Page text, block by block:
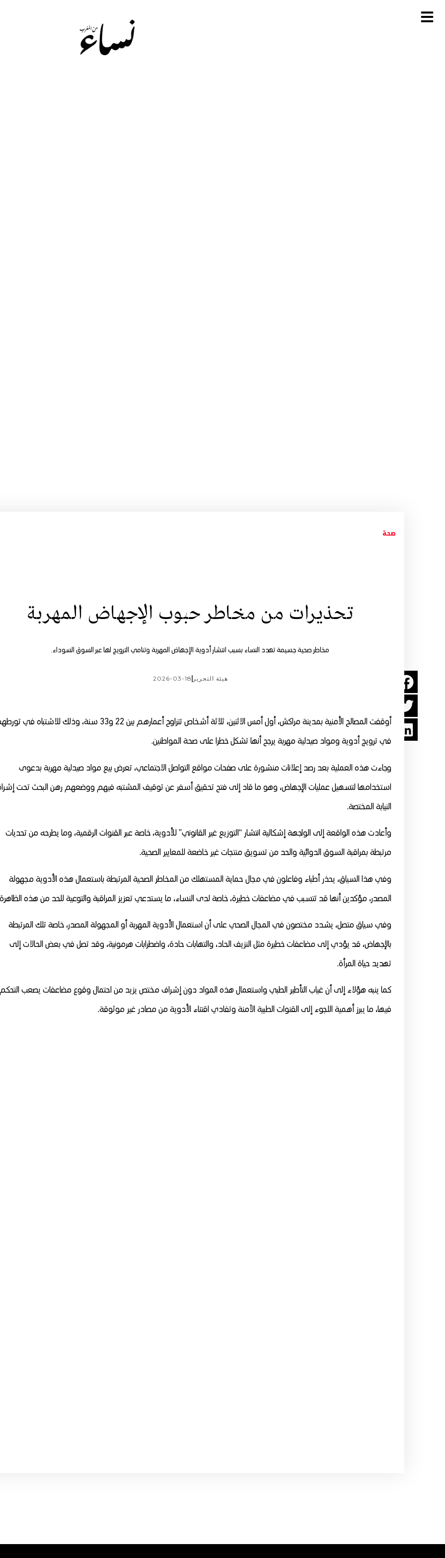
صحة
تحذيرات من مخاطر حبوب الإجهاض المهربة
مخاطر صحية جسيمة تهدد النساء بسبب انتشار أدوية الإجهاض المهربة وتنامي الترويج لها عبر السوق السوداء.
هيئة التحرير 2026-03-18
أوقفت المصالح الأمنية بمدينة مراكش، أول أمس الاثنين، ثلاثة أشخاص تتراوح أعمارهم بين 22 و33 سنة، وذلك للاشتباه في
في ترويج أدوية ومواد صيدلية مهربة يرجح أنها تشكل خطرا على صحة المواطنين.
وجاءت هذه العملية بعد رصد إعلانات منشورة على صفحات مواقع التواصل الاجتماعي، تعرض بيع مواد صيدلية مهربة بدعوى
استخدامها لتسهيل عمليات الإجهاض، وهو ما قاد إلى فتح تحقيق أسفر عن توقيف المشتبه فيهم ووضعهم رهن البحث تحت
النيابة المختصة.
وأعادت هذه الواقعة إلى الواجهة إشكالية انتشار “التوزيع غير القانوني” للأدوية، خاصة عبر القنوات الرقمية، وما يطرحه من تحديات
مرتبطة بمراقبة السوق الدوائية والحد من تسويق منتجات غير خاضعة للمعايير الصحية.
وفي هذا السياق، يحذر أطباء وفاعلون في مجال حماية المستهلك من المخاطر الصحية المرتبطة باستعمال هذه الأدوية مجهولة
المصدر، مؤكدين أنها قد تتسبب في مضاعفات خطيرة، خاصة لدى النساء، ما يستدعي تعزيز المراقبة والتوعية للحد من هذه
وفي سياق متصل، يشدد مختصون في المجال الصحي على أن استعمال الأدوية المهربة أو المجهولة المصدر، خاصة تلك المرتبطة
بالإجهاض، قد يؤدي إلى مضاعفات خطيرة مثل النزيف الحاد، والتهابات حادة، واضطرابات هرمونية، وقد تصل في بعض الحالات إلى
تهديد حياة المرأة.
كما ينبه هؤلاء إلى أن غياب التأطير الطبي واستعمال هذه المواد دون إشراف مختص يزيد من احتمال وقوع مضاعفات يصعب التحكم
فيها، ما يبرز أهمية اللجوء إلى القنوات الطبية الآمنة وتفادي اقتناء الأدوية من مصادر غير موثوقة.